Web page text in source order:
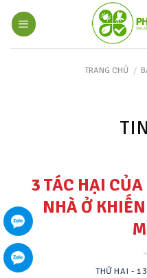
TRANG CHỦ /
3 TÁC HẠI
NHÀ Ở
THỨ HAI -